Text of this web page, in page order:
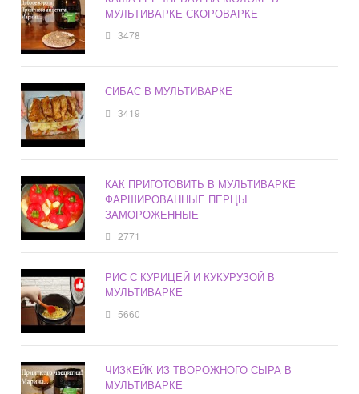
МУЛЬТИВАРКЕ СКОРОВАРКЕ
3478
СИБАС В МУЛЬТИВАРКЕ
3419
КАК ПРИГОТОВИТЬ В МУЛЬТИВАРКЕ
ФАРШИРОВАННЫЕ ПЕРЦЫ
ЗАМОРОЖЕННЫЕ
2771
РИС С КУРИЦЕЙ И КУКУРУЗОЙ В
МУЛЬТИВАРКЕ
5660
ЧИЗКЕЙК ИЗ ТВОРОЖНОГО СЫРА В
МУЛЬТИВАРКЕ